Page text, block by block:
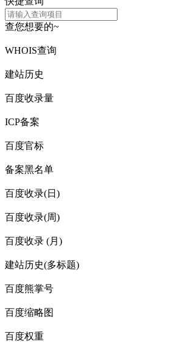
查您想要的~
WHOIS查询
建站历史
百度收录量
ICP备案
百度官标
备案黑名单
百度收录(日)
百度收录(周)
百度收录 (月)
建站历史(多标题)
百度熊掌号
百度缩略图
百度权重